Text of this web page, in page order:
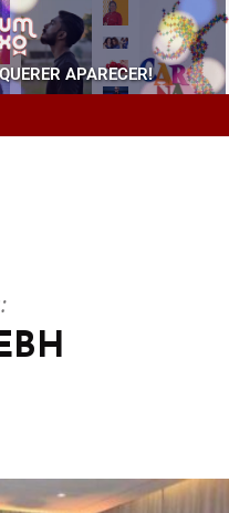
APARECER!